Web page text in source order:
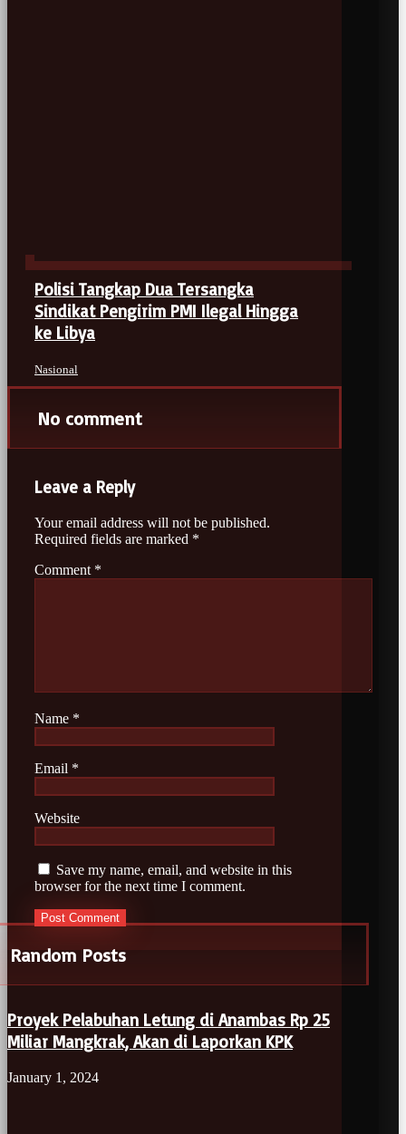
Polisi Tangkap Dua Tersangka
Sindikat Pengirim PMI Ilegal Hingga
ke Libya
Nasional
No comment
Leave a Reply
Your email address will not be published.
Required fields are marked *
Comment *
Name *
Email *
Website
Save my name, email, and website in this
browser for the next time I comment.
Random Posts
Proyek Pelabuhan Letung di Anambas Rp 25
Miliar Mangkrak, Akan di Laporkan KPK
January 1, 2024